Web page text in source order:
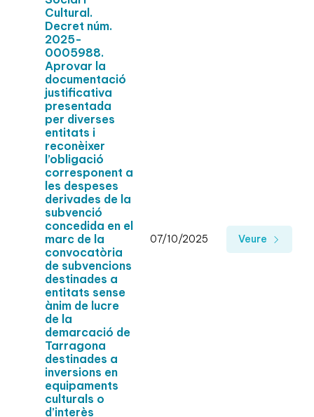
Cultural.
Decret núm.
2025-
0005988.
Aprovar la
documentació
justificativa
presentada
per diverses
entitats i
reconèixer
l’obligació
corresponent a
les despeses
derivades de la
subvenció
concedida en el
marc de la
convocatòria
de subvencions
destinades a
entitats sense
ànim de lucre
de la
demarcació de
Tarragona
destinades a
inversions en
equipaments
culturals o
d’interès
07/10/2025 Veure